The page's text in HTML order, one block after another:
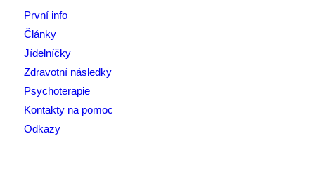
První info
Články
Jídelníčky
Zdravotní následky
Psychoterapie
Kontakty na pomoc
Odkazy